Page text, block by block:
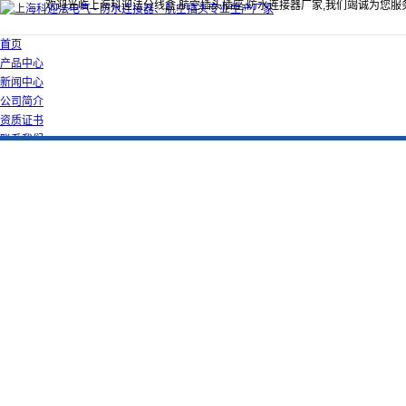
欢迎光临上海科迎法分线盒,航空插头插座,防水连接器厂家,我们竭诚为您服
首页
产品中心
新闻中心
公司简介
资质证书
联系我们